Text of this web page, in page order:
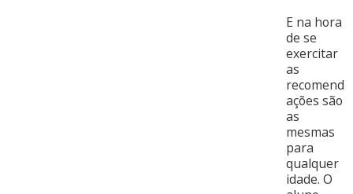
E na hora
de se
exercitar
as
recomend
ações são
as
mesmas
para
qualquer
idade. O